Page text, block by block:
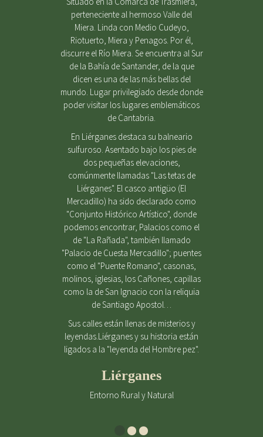
perteneciente al hermoso Valle del
Miera. Linda con Medio Cudeyo,
Riotuerto, Miera y Penagos. Por él,
discurre el Río Miera. Se encuentra al Sur
de la Bahía de Santander, de la que
dicen es una de las más bellas del
mundo. Lugar privilegiado desde donde
poder visitar los lugares emblemáticos
de Cantabria.
En Liérganes destaca su balneario
sulfuroso. Asentado bajo los pies de
dos pequeñas elevaciones,
comúnmente llamadas "Las tetas de
Liérganes". El casco antigüo (El
Mercadillo) ha sido declarado como
"Conjunto Histórico Artístico", donde
podemos encontrar, Palacios como el
de "La Rañada", también llamado
"Palacio de Cuesta Mercadillo"; puentes
como el "Puente Romano", casonas,
molinos, iglesias, los Cañones, capillas
como la de San Ignacio con la reliquia
de Santiago Apostol…
Sus calles están llenas de misterios y
leyendas.Liérganes y su historia están
ligados a la "leyenda del Hombre pez".
Liérganes
Entorno Rural y Natural